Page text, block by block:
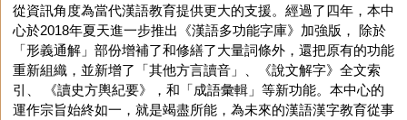
從資訊角度為當代漢語教育提供更大的支援。經過了四年，本中
心於2018年夏天進一步推出《漢語多功能字庫》加強版， 除於
「形義通解」部份增補了和修繕了大量詞條外，還把原有的功能
重新組織，並新增了「其他方言讀音」、《說文解字》全文索
引、 《讀史方輿紀要》，和「成語彙輯」等新功能。本中心的
運作宗旨始終如一，就是竭盡所能，為未來的漢語漢字教育從事